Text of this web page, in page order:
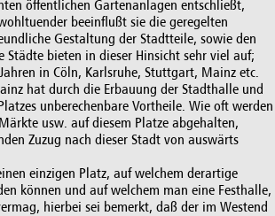
öffentlichen Gartenanlagen entschließt,
beeinflußt sie die geregelten
Gestaltung der Stadtteile, sowie den
Städte bieten in dieser Hinsicht sehr viel auf;
in Cöln, Karlsruhe, Stuttgart, Mainz etc.
hat durch die Erbauung der Stadthalle und
unberechenbare Vortheile. Wie oft werden
usw. auf diesem Platze abgehalten,
Zuzug nach dieser Stadt von auswärts
einzigen Platz, auf welchem derartige
können und auf welchem man eine Festhalle,
hierbei sei bemerkt, daß der im Westend